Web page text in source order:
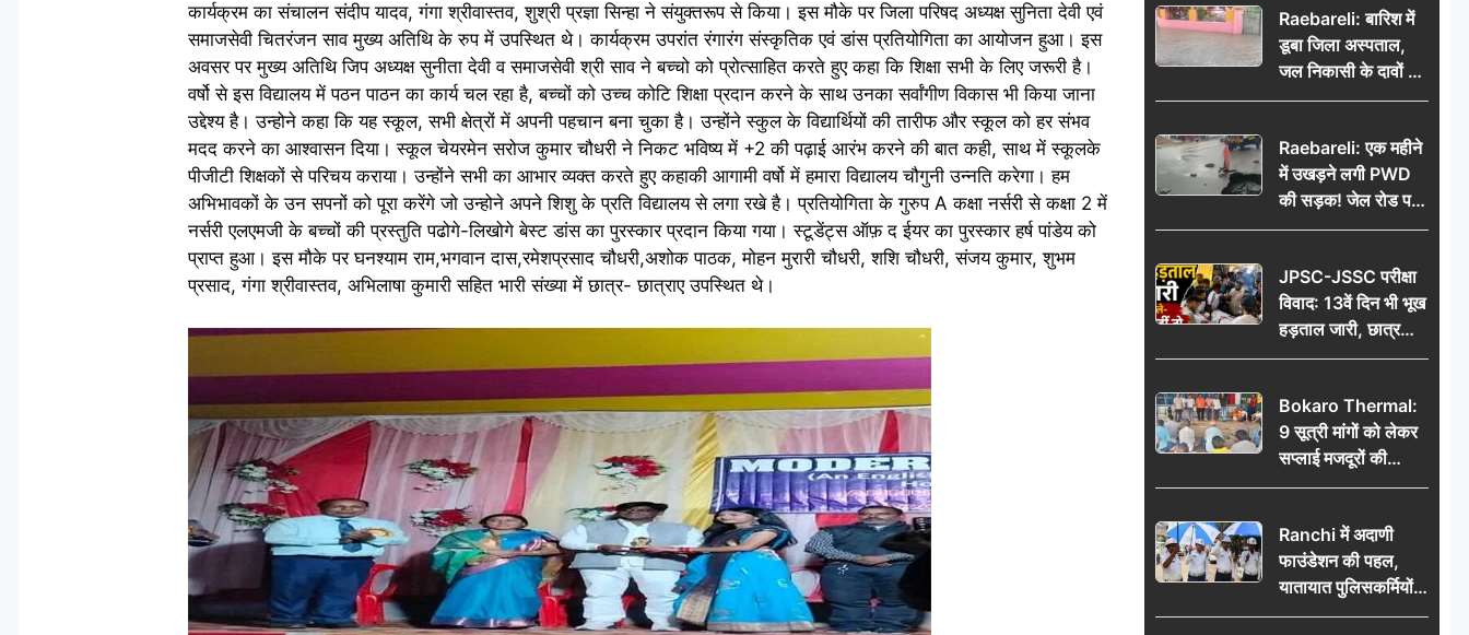
कार्यक्रम का संचालन संदीप यादव, गंगा श्रीवास्तव, शुश्री प्रज्ञा सिन्हा ने संयुक्तरूप से किया। इस मौके पर जिला परिषद अध्यक्ष सुनिता देवी एवं
समाजसेवी चितरंजन साव मुख्य अतिथि के रुप में उपस्थित थे। कार्यक्रम उपरांत रंगारंग संस्कृतिक एवं डांस प्रतियोगिता का आयोजन हुआ। इस
अवसर पर मुख्य अतिथि जिप अध्यक्ष सुनीता देवी व समाजसेवी श्री साव ने बच्चो को प्रोत्साहित करते हुए कहा कि शिक्षा सभी के लिए जरूरी है।
वर्षो से इस विद्यालय में पठन पाठन का कार्य चल रहा है, बच्चों को उच्च कोटि शिक्षा प्रदान करने के साथ उनका सर्वांगीण विकास भी किया जाना
उद्देश्य है। उन्होने कहा कि यह स्कूल, सभी क्षेत्रों में अपनी पहचान बना चुका है। उन्होंने स्कुल के विद्यार्थियों की तारीफ और स्कूल को हर संभव
मदद करने का आश्वासन दिया। स्कूल चेयरमेन सरोज कुमार चौधरी ने निकट भविष्य में +2 की पढ़ाई आरंभ करने की बात कही, साथ में स्कूलके
पीजीटी शिक्षकों से परिचय कराया। उन्होंने सभी का आभार व्यक्त करते हुए कहाकी आगामी वर्षो में हमारा विद्यालय चौगुनी उन्नति करेगा। हम
अभिभावकों के उन सपनों को पूरा करेंगे जो उन्होने अपने शिशु के प्रति विद्यालय से लगा रखे है। प्रतियोगिता के गुरुप A कक्षा नर्सरी से कक्षा 2 में
नर्सरी एलएमजी के बच्चों की प्रस्तुति पढोगे-लिखोगे बेस्ट डांस का पुरस्कार प्रदान किया गया। स्टूडेंट्स ऑफ़ द ईयर का पुरस्कार हर्ष पांडेय को
प्राप्त हुआ। इस मौके पर घनश्याम राम,भगवान दास,रमेशप्रसाद चौधरी,अशोक पाठक, मोहन मुरारी चौधरी, शशि चौधरी, संजय कुमार, शुभम
प्रसाद, गंगा श्रीवास्तव, अभिलाषा कुमारी सहित भारी संख्या में छात्र- छात्राए उपस्थित थे।
जनसमस्याओं का विवरण
Raebareli: बारिश में
डूबा जिला अस्पताल,
जल निकासी के दावों की
खुली पोल
Raebareli: एक महीने
में उखड़ने लगी PWD
की सड़क! जेल रोड पर
गड्ढे ने खोली निर्माण
की उठी मांग
JPSC-JSSC परीक्षा
विवाद: 13वें दिन भी भूख
हड़ताल जारी, छात्र
बोले- जांच नहीं तो
Bokaro Thermal:
9 सूत्री मांगों को लेकर
सप्लाई मजदूरों की
हुंकार, 12 अगस्त के
Ranchi में अदाणी
फाउंडेशन की पहल,
यातायात पुलिसकर्मियों
को वितरित किए गए छाते